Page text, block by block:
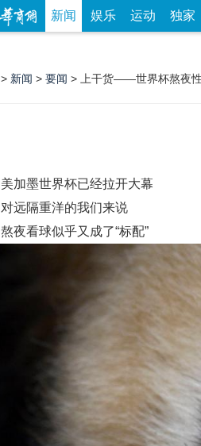
新闻 娱乐 运动 独家
> 新闻 > 要闻 > 上干货——世界杯熬夜
美加墨世界杯已经拉开大幕
对远隔重洋的我们来说
熬夜看球似乎又成了“标配”